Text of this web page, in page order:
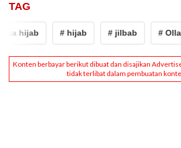
TAG
hijab # hijab # jilbab # Olla